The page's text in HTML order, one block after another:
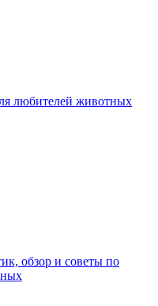
любителей животных
обзор и советы по